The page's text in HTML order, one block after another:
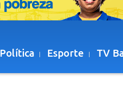
Política Esporte TV